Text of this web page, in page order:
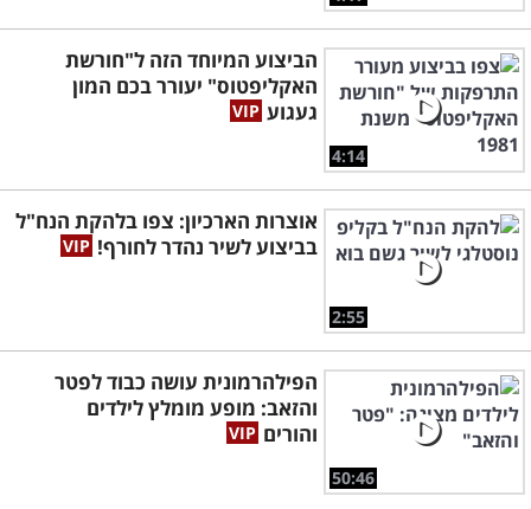
4:14
הביצוע המיוחד הזה ל"חורשת
האקליפטוס" יעורר בכם המון
געגוע
2:55
אוצרות הארכיון: צפו בלהקת הנח"ל
בביצוע לשיר נהדר לחורף!
50:46
הפילהרמונית עושה כבוד לפטר
והזאב: מופע מומלץ לילדים
והורים